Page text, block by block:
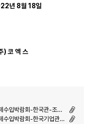
8월 18일
) 코 엑 스
재공고입찰-입찰공고안-2022년-중국국제수입박람회-한국관-조성-및-운영-1.hwp (-)
재공고입찰-제안요청서_2022년-중국국제수입박람회-한국기업관-조성-및-운영-1.hwp (-)